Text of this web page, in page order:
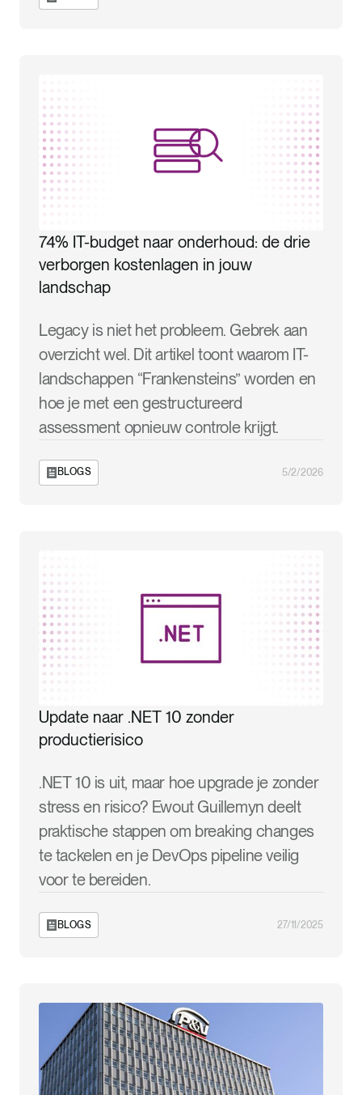
74% IT-budget naar onderhoud: de drie
verborgen kostenlagen in jouw
landschap
Legacy is niet het probleem. Gebrek aan
overzicht wel. Dit artikel toont waarom IT-
landschappen “Frankensteins” worden en
hoe je met een gestructureerd
assessment opnieuw controle krijgt.
BLOGS 5/2/2026
Update naar .NET 10 zonder
productierisico
.NET 10 is uit, maar hoe upgrade je zonder
stress en risico? Ewout Guillemyn deelt
praktische stappen om breaking changes
te tackelen en je DevOps pipeline veilig
voor te bereiden.
BLOGS 27/11/2025